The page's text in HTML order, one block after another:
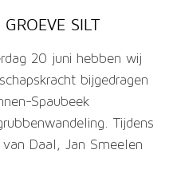
SILT
20 juni hebben wij
bijgedragen
Spaubeek
Tijdens
Daal, Jan Smeelen